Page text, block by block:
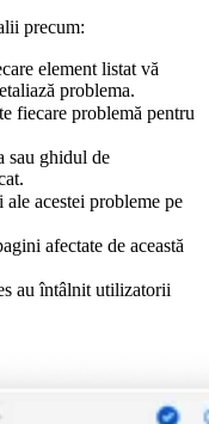
precum:
element listat vă
problema.
fiecare problemă pentru
sau ghidul de
acestei probleme pe
afectate de această
au întâlnit utilizatorii